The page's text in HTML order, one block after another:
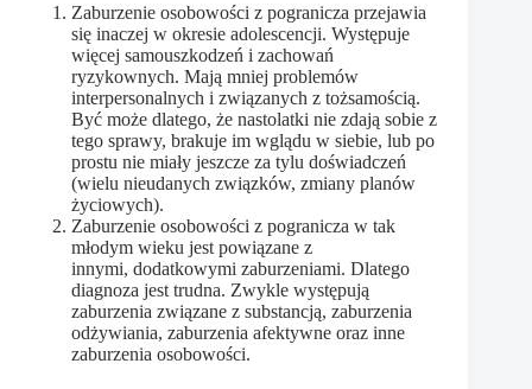
Zaburzenie osobowości z pogranicza przejawia
się inaczej w okresie adolescencji. Występuje
więcej samouszkodzeń i zachowań
ryzykownych. Mają mniej problemów
interpersonalnych i związanych z tożsamością.
Być może dlatego, że nastolatki nie zdają sobie z
tego sprawy, brakuje im wglądu w siebie, lub po
prostu nie miały jeszcze za tylu doświadczeń
(wielu nieudanych związków, zmiany planów
życiowych).
Zaburzenie osobowości z pogranicza w tak
młodym wieku jest powiązane z
innymi, dodatkowymi zaburzeniami. Dlatego
diagnoza jest trudna. Zwykle występują
zaburzenia związane z substancją, zaburzenia
odżywiania, zaburzenia afektywne oraz inne
zaburzenia osobowości.